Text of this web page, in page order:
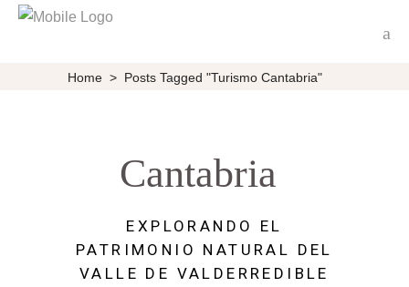
Home > Posts Tagged "Turismo Cantabria"
Cantabria
EXPLORANDO EL
PATRIMONIO NATURAL DEL
VALLE DE VALDERREDIBLE